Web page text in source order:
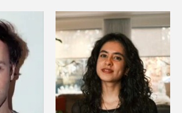
)ethiek,
en
les in
Economists wereldwijd veel
aandacht. Het boek Speaking
Economics gaat verder in op
fundamentele verschillen in
zienswijzen binnen de
economische
wetenschap. Klamer
in 2016 Doing the Right Thing.